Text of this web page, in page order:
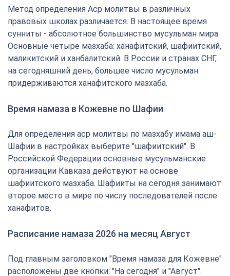
Метод определения Аср молитвы в различных
правовых школах различается. В настоящее время
сунниты - абсолютное большинство мусульман мира.
Основные четыре мазхаба: ханафитский, шафиитский,
маликитский и ханбалитский. В России и странах СНГ,
на сегодняшний день, большее число мусульман
придерживаются ханафитского мазхаба.
Время намаза в Кожевне по Шафии
Для определения аср молитвы по мазхабу имама аш-
Шафии в настройках выберите "шафиитский". В
Российской Федерации основные мусульманские
организации Кавказа действуют на основе
шафиитского мазхаба. Шафииты на сегодня занимают
второе место в мире по числу последователей после
ханафитов.
Расписание намаза 2026 на месяц Август
Под главным заголовком "Время намаза для Кожевне"
расположены две кнопки: "На сегодня" и "Август".